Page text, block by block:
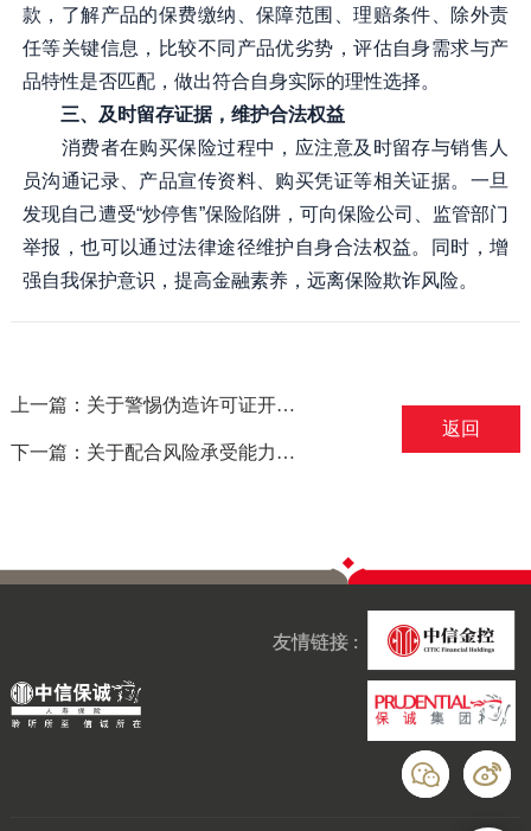
款，了解产品的保费缴纳、保障范围、理赔条件、除外责
任等关键信息，比较不同产品优劣势，评估自身需求与产
品特性是否匹配，做出符合自身实际的理性选择。
三、及时留存证据，维护合法权益
消费者在购买保险过程中，应注意及时留存与销售人
员沟通记录、产品宣传资料、购买凭证等相关证据。一旦
发现自己遭受“炒停售”保险陷阱，可向保险公司、监管部门
举报，也可以通过法律途径维护自身合法权益。同时，增
强自我保护意识，提高金融素养，远离保险欺诈风险。
上一篇：关于警惕伪造许可证开展非法金融活动的风险提示——摘自国家金融监督管理总局
下一篇：关于配合风险承受能力测评的风险提示——摘自国家金融监督管理总局山东监管局
返回
友情链接 :